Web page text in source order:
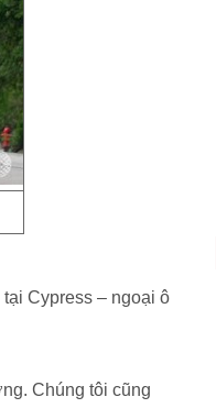
Cypress – ngoại ô
Chúng tôi cũng